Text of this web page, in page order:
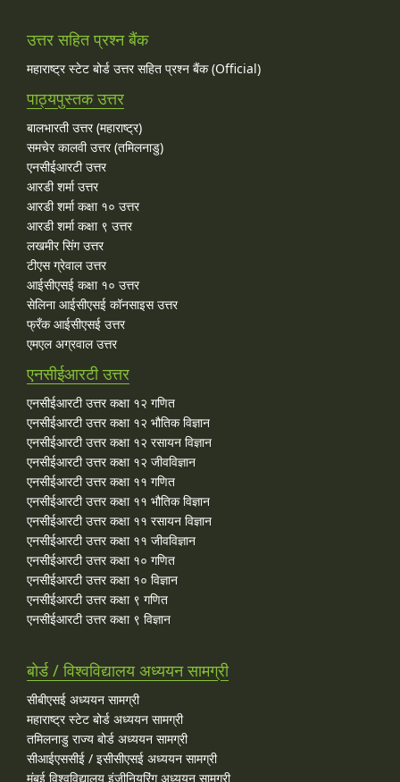
उत्तर सहित प्रश्न बैंक
महाराष्ट्र स्टेट बोर्ड उत्तर सहित प्रश्न बैंक (Official)
पाठ्यपुस्तक उत्तर
बालभारती उत्तर (महाराष्ट्र)
समचेर कालवी उत्तर (तमिलनाडु)
एनसीईआरटी उत्तर
आरडी शर्मा उत्तर
आरडी शर्मा कक्षा १० उत्तर
आरडी शर्मा कक्षा ९ उत्तर
लखमीर सिंग उत्तर
टीएस ग्रेवाल उत्तर
आईसीएसई कक्षा १० उत्तर
सेलिना आईसीएसई कॉनसाइस उत्तर
फ्रँक आईसीएसई उत्तर
एमएल अग्रवाल उत्तर
एनसीईआरटी उत्तर
एनसीईआरटी उत्तर कक्षा १२ गणित
एनसीईआरटी उत्तर कक्षा १२ भौतिक विज्ञान
एनसीईआरटी उत्तर कक्षा १२ रसायन विज्ञान
एनसीईआरटी उत्तर कक्षा १२ जीवविज्ञान
एनसीईआरटी उत्तर कक्षा ११ गणित
एनसीईआरटी उत्तर कक्षा ११ भौतिक विज्ञान
एनसीईआरटी उत्तर कक्षा ११ रसायन विज्ञान
एनसीईआरटी उत्तर कक्षा ११ जीवविज्ञान
एनसीईआरटी उत्तर कक्षा १० गणित
एनसीईआरटी उत्तर कक्षा १० विज्ञान
एनसीईआरटी उत्तर कक्षा ९ गणित
एनसीईआरटी उत्तर कक्षा ९ विज्ञान
बोर्ड / विश्वविद्यालय अध्ययन सामग्री
सीबीएसई अध्ययन सामग्री
महाराष्ट्र स्टेट बोर्ड अध्ययन सामग्री
तमिलनाडु राज्य बोर्ड अध्ययन सामग्री
सीआईएससीई / इसीसीएसई अध्ययन सामग्री
मुंबई विश्वविद्यालय इंजीनियरिंग अध्ययन सामग्री